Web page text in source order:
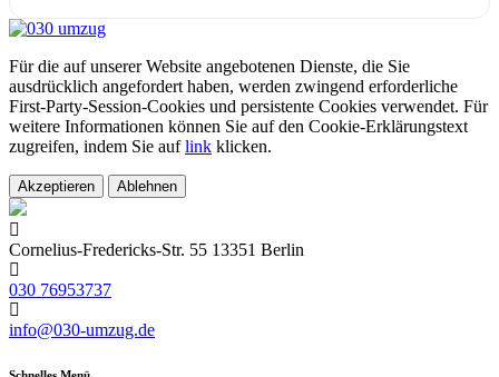
Für die auf unserer Website angebotenen Dienste, die Sie
ausdrücklich angefordert haben, werden zwingend erforderliche
First-Party-Session-Cookies und persistente Cookies verwendet. Für
weitere Informationen können Sie auf den Cookie-Erklärungstext
zugreifen, indem Sie auflink klicken.
Akzeptieren Ablehnen
Cornelius-Fredericks-Str. 55 13351 Berlin
030 76953737
info@030-umzug.de